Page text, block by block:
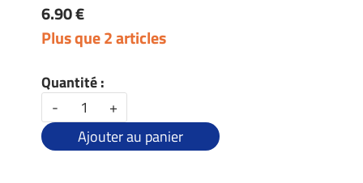
6.90 €
Plus que 2 articles
Quantité :
-
+
Ajouter au panier